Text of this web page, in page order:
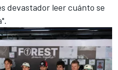
devastador leer cuánto se